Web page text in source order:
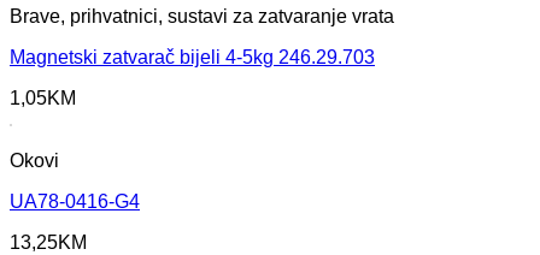
Brave, prihvatnici, sustavi za zatvaranje vrata
Magnetski zatvarač bijeli 4-5kg 246.29.703
1,05KM
Okovi
UA78-0416-G4
13,25KM